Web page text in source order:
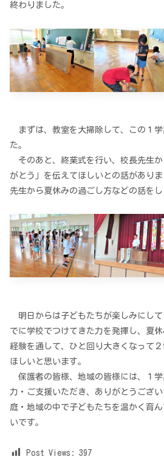
終わりました。
まずは、教室を大掃除して、この１
た。
そのあと、終業式を行い、校長先生か
がとう」を伝えてほしいとの話があり
先生から夏休みの過ごし方などの話をし
明日からは子どもたちが楽しみにし
でに学校でつけてきた力を発揮し、夏
経験を通して、ひと回り大きくなって
ほしいと思います。
保護者の皆様、地域の皆様には、１
力・ご支援いただき、ありがとうござ
庭・地域の中で子どもたちを温かく育
いです。
Post Views: 397